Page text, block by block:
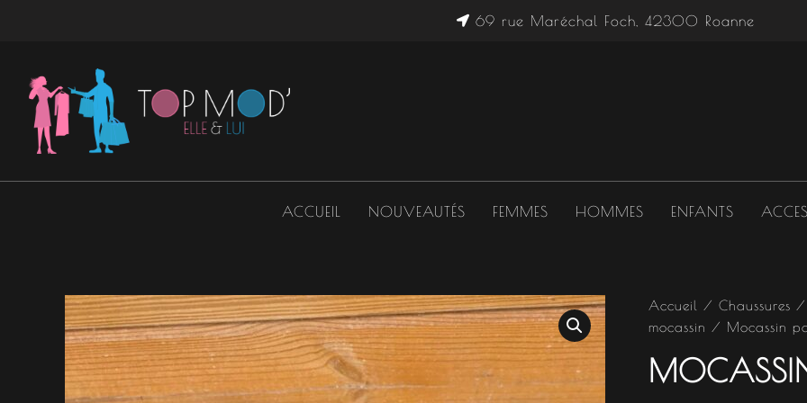
69 rue Maréchal Foch, 42300 Roanne
ACCUEIL NOUVEAUTÉS FEMMES HOMMES ENFANTS
Accueil / Chaussures /
mocassin / Mocassin
quantité
pastel